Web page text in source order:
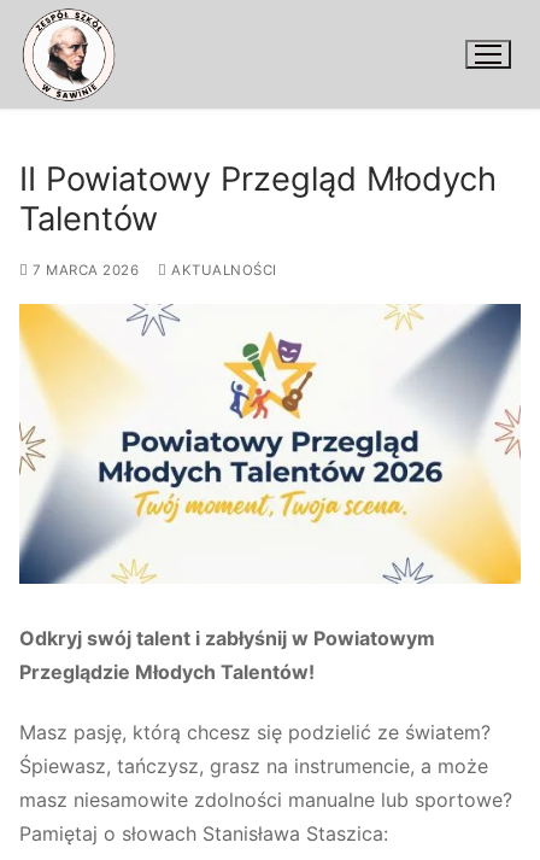
Przejdź
treści
II Powiatowy Przegląd Młodych
Talentów
7 MARCA 2026 AKTUALNOŚCI
Odkryj swój talent i zabłyśnij w Powiatowym
Przeglądzie Młodych Talentów!
Masz pasję, którą chcesz się podzielić ze światem?
Śpiewasz, tańczysz, grasz na instrumencie, a może
masz niesamowite zdolności manualne lub sportowe?
Pamiętaj o słowach Stanisława Staszica: